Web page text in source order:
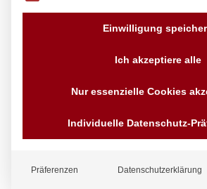
Serviettenhalter,
6,92€ exkl. MwSt.
Einwilligung
Ich akzeptiere alle
Nur essenzielle Cookies
Individuelle Datenschutz-
Präferenzen Datenschutzerklärung